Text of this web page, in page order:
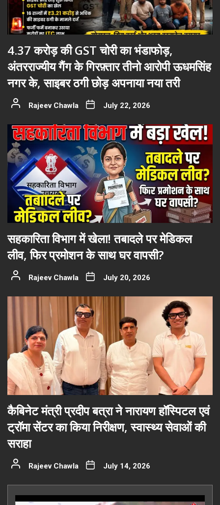
4.37 करोड़ की GST चोरी का भंडाफोड़,
अंतरराज्यीय गैंग के गिरफ़्तार तीनो आरोपी ऊधमसिंह
नगर के, साइबर ठगी छोड़ अपनाया नया तरी
Rajeev Chawla July 22, 2026
सहकारिता विभाग में खेला! तबादले पर मेडिकल
लीव, फिर प्रमोशन के साथ घर वापसी?
Rajeev Chawla July 20, 2026
कैबिनेट मंत्री प्रदीप बत्रा ने नारायण हॉस्पिटल एवं
ट्रॉमा सेंटर का किया निरीक्षण, स्वास्थ्य सेवाओं की
सराहा
Rajeev Chawla July 14, 2026